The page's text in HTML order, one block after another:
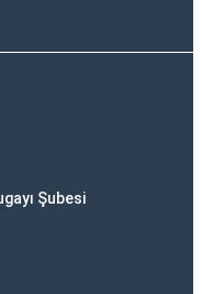
Şubesi